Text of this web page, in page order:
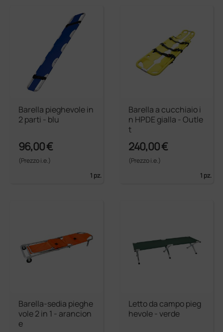
Barella pieghevole in
2 parti - blu
96,00 €
(Prezzo i.e.)
1 pz.
Barella a cucchiaio i
n HPDE gialla - Outle
t
240,00 €
(Prezzo i.e.)
1 pz.
Barella-sedia pieghe
vole 2 in 1 - arancion
e
Letto da campo pieg
hevole - verde